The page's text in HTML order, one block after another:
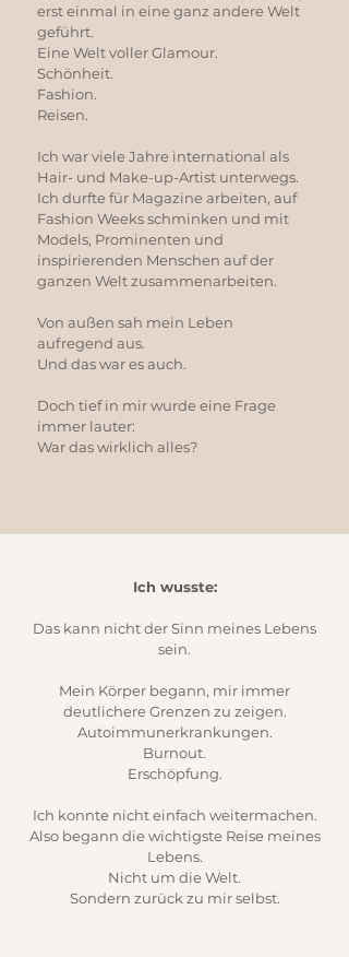
erst einmal in eine ganz andere Welt
geführt.
Eine Welt voller Glamour.
Schönheit.
Fashion.
Reisen.
Ich war viele Jahre international als
Hair- und Make-up-Artist unterwegs.
Ich durfte für Magazine arbeiten, auf
Fashion Weeks schminken und mit
Models, Prominenten und
inspirierenden Menschen auf der
ganzen Welt zusammenarbeiten.
Von außen sah mein Leben
aufregend aus.
Und das war es auch.
Doch tief in mir wurde eine Frage
immer lauter:
War das wirklich alles?
Ich wusste:
Das kann nicht der Sinn meines Lebens
sein.
Mein Körper begann, mir immer
deutlichere Grenzen zu zeigen.
Autoimmunerkrankungen.
Burnout.
Erschöpfung.
Ich konnte nicht einfach weitermachen.
Also begann die wichtigste Reise meines
Lebens.
Nicht um die Welt.
Sondern zurück zu mir selbst.